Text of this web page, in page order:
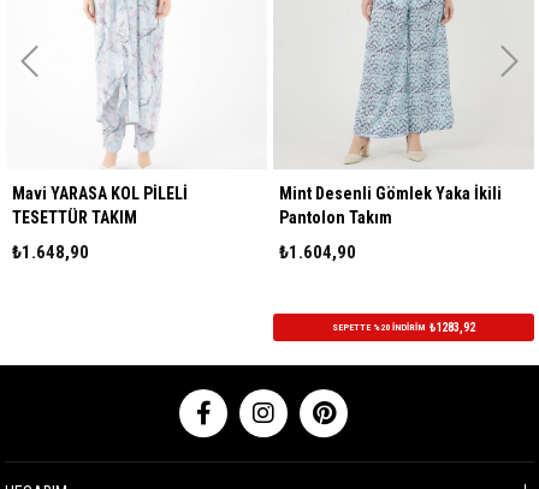
Mavi YARASA KOL PİLELİ
TESETTÜR TAKIM
₺1.648,90
Mint Desenli Gömlek Yaka İkili
Pantolon Takım
₺1.604,90
SEPETTE %20 İNDİRİM ₺1283,92